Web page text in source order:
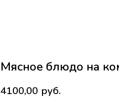
Мясное блюдо на
4100,00 руб.